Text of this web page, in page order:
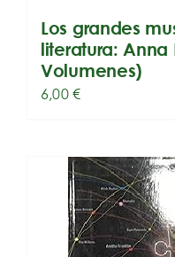
Los grandes
literatura: Anna
Volumenes)
6,00€